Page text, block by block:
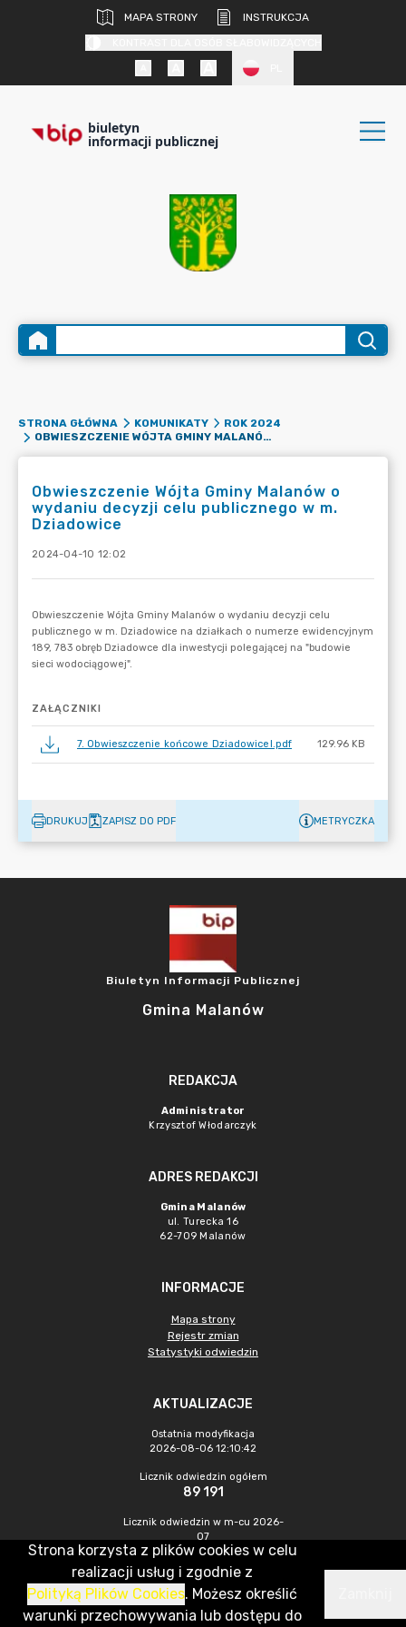
MAPA STRONY
INSTRUKCJA
biuletyn
informacji publicznej
STRONA GŁÓWNA KOMUNIKATY
ROK 2024
OBWIESZCZENIE WÓJTA GMINY MALANÓW O WYDANIU DECYZJI CELU PUBLICZNEGO W M. DZIADOWICE
Obwieszczenie Wójta Gminy Malanów o
wydaniu decyzji celu publicznego w m.
Dziadowice
2024-04-10 12:02
ZAŁĄCZNIKI
7. Obwieszczenie końcowe DziadowiceI.pdf 129.96 KB
DRUKUJ ZAPISZ DO PDF METRYCZKA
Biuletyn Informacji Publicznej
Gmina Malanów
REDAKCJA
Administrator
Krzysztof Włodarczyk
ADRES REDAKCJI
Gmina Malanów
ul. Turecka 16
62-709 Malanów
INFORMACJE
Mapa strony
Rejestr zmian
Statystyki odwiedzin
AKTUALIZACJE
Ostatnia modyfikacja
2026-08-06 12:10:42
Licznik odwiedzin ogółem
89 191
Licznik odwiedzin w m-cu 2026-
07
412
CMS & Hosting: Nefeni Sp. z o.o.
Strona korzysta z plików cookies w celu
realizacji usług i zgodnie z
Polityką Plików Cookies. Możesz określić
warunki przechowywania lub dostępu do